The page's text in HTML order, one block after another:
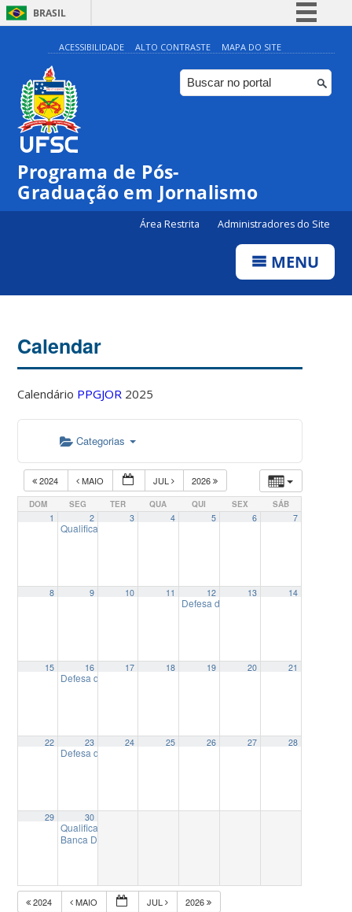
BRASIL
Simplifique!
Comunica BR
Participe
ACESSIBILIDADE ALTO CONTRASTE MAPA DO SITE
Programa de Pós-
Graduação em Jornalismo
Área Restrita Administradores do Site
MENU
Calendar
Calendário PPGJOR 2025
Categorias
2024 MAIO JUL 2026
DOM SEG TER QUA QUI SEX SÁB
1 2
Qualificação de Tese de Doutorado de Aline de Oliveira Rios
3 4 5 6 7
8 9 10 11 12
Defesa da Dissertação de Mestrado
13 14
15 16
Defesa da Dissertação de Mestrado de Marco Britto Soares
17 18 19 20 21
22 23
Defesa de Dissertação de Mestrado de Vanessa da Rocha
24 25 26 27 28
29 30
Qualificação de Tese de Doutorado de Matheus Manoel Lobo
Banca Defesa Doutorado
2024 MAIO JUL 2026